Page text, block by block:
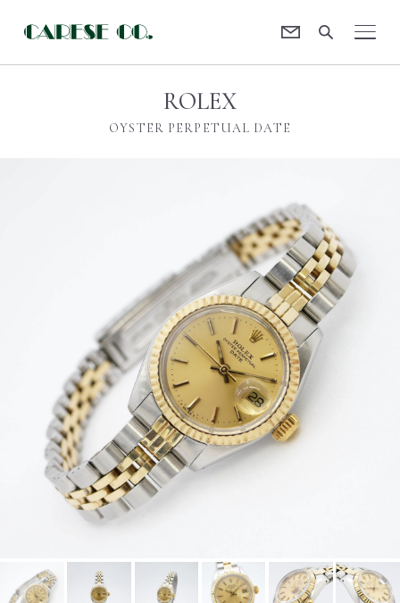
ROLEX
OYSTER PERPETUAL DATE